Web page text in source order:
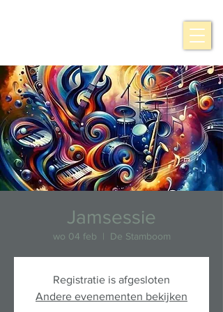
Jamsessie
wo 04 feb
  |
De Stamboom
Registratie is afgesloten
Andere evenementen bekijken